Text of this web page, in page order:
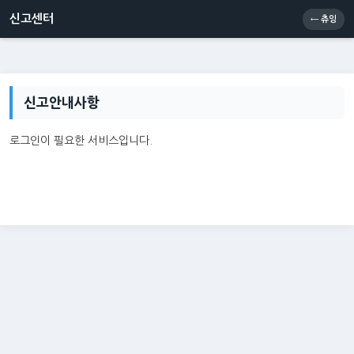
신고센터 메인
신고센터 ← 츄잉
신고안내사항
로그인이 필요한 서비스입니다.